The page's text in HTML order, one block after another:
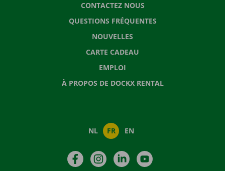
CONTACTEZ NOUS
QUESTIONS FRÉQUENTES
NOUVELLES
CARTE CADEAU
EMPLOI
À PROPOS DE DOCKX RENTAL
NL FR EN
FacebookInstagramLinkedIn